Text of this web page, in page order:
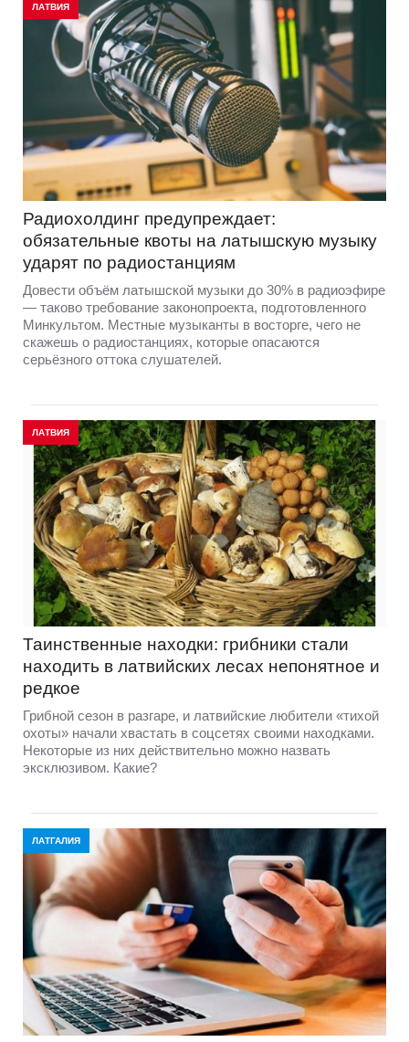
ЛАТВИЯ
Радиохолдинг предупреждает:
обязательные квоты на латышскую музыку
ударят по радиостанциям
Довести объём латышской музыки до 30% в радиоэфире
— таково требование законопроекта, подготовленного
Минкультом. Местные музыканты в восторге, чего не
скажешь о радиостанциях, которые опасаются
серьёзного оттока слушателей.
ЛАТВИЯ
Таинственные находки: грибники стали
находить в латвийских лесах непонятное и
редкое
Грибной сезон в разгаре, и латвийские любители «тихой
охоты» начали хвастать в соцсетях своими находками.
Некоторые из них действительно можно назвать
эксклюзивом. Какие?
ЛАТГАЛИЯ